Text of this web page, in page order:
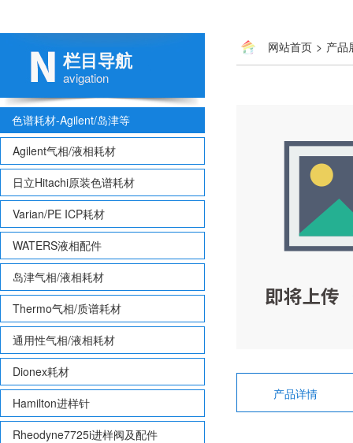
栏目导航
avigation
色谱耗材-Agilent/岛津等
Agilent气相/液相耗材
日立Hitachi原装色谱耗材
Varian/PE ICP耗材
WATERS液相配件
岛津气相/液相耗材
Thermo气相/质谱耗材
通用性气相/液相耗材
Dionex耗材
Hamilton进样针
Rheodyne7725i进样阀及配件
网站首页 > 产品
产品详情